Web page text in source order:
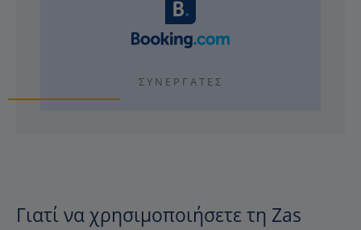
ΣΥΝΕΡΓΆΤΕΣ
Γιατί να χρησιμοποιήσετε τη Zas